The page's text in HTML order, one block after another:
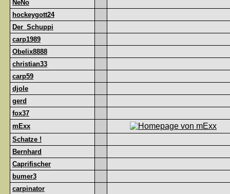
NeNo
hockeygott24
Der_Schuppi
carp1989
Obelix8888
christian33
carp59
djole
gerd
fox37
mExx
Schatze !
Bernhard
Caprifischer
bumer3
carpinator